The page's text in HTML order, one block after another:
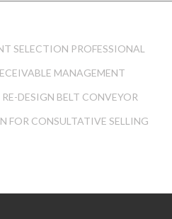
SELECTION PROFESSIONAL
MANAGEMENT
DESIGN BELT CONVEYOR
FOR CONSULTATIVE SELLING